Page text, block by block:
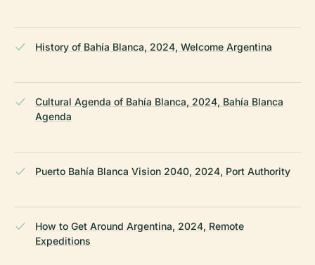
History of Bahía Blanca, 2024, Welcome Argentina
Cultural Agenda of Bahía Blanca, 2024, Bahía Blanca
Agenda
Puerto Bahía Blanca Vision 2040, 2024, Port Authority
How to Get Around Argentina, 2024, Remote
Expeditions